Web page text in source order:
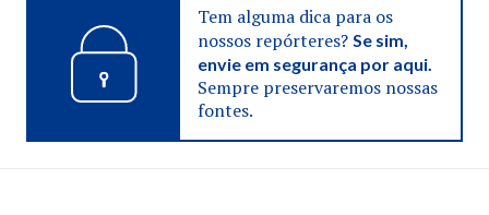
Tem alguma dica para os
nossos repórteres? Se sim,
envie em segurança por aqui.
Sempre preservaremos nossas
fontes.